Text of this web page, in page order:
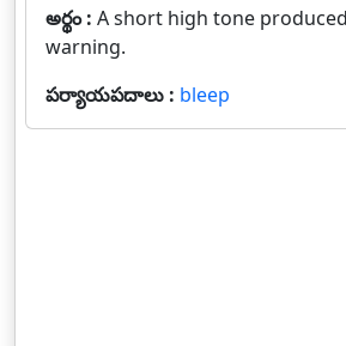
అర్థం : A short high tone
warning.
పర్యాయపదాలు : bleep